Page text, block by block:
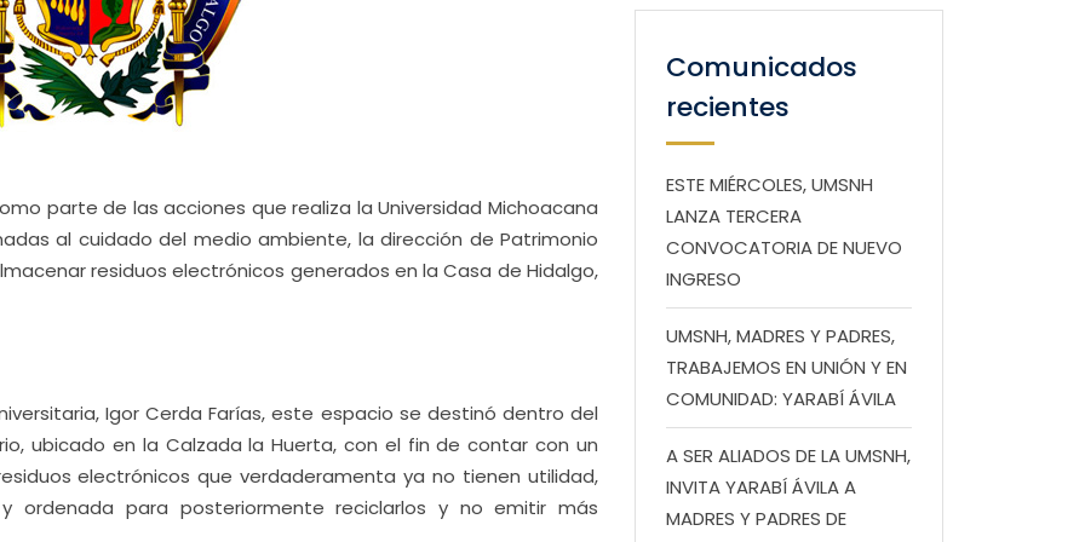
parte de las acciones que realiza la Universidad Michoacana
al cuidado del medio ambiente, la dirección de Patrimonio
residuos electrónicos generados en la Casa de Hidalgo,
Igor Cerda Farías, este espacio se destinó dentro del
ubicado en la Calzada la Huerta, con el fin de contar con un
electrónicos que verdaderamenta ya no tienen utilidad,
ordenada para posteriormente reciclarlos y no emitir más
Comunicados
recientes
ESTE MIÉRCOLES, UMSNH
LANZA TERCERA
CONVOCATORIA DE NUEVO
INGRESO
UMSNH, MADRES Y PADRES,
TRABAJEMOS EN UNIÓN Y EN
COMUNIDAD: YARABÍ ÁVILA
A SER ALIADOS DE LA UMSNH,
INVITA YARABÍ ÁVILA A
MADRES Y PADRES DE